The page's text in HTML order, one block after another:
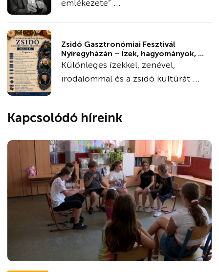
emlékezete” ...
Zsidó Gasztronómiai Fesztivál
Nyíregyházán – Ízek, hagyományok, ...
Különleges ízekkel, zenével,
irodalommal és a zsidó kultúrát ...
Kapcsolódó híreink